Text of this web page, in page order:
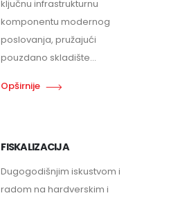
ključnu infrastrukturnu
komponentu modernog
poslovanja, pružajući
pouzdano skladište...
Opširnije
FISKALIZACIJA
Dugogodišnjim iskustvom i
radom na hardverskim i